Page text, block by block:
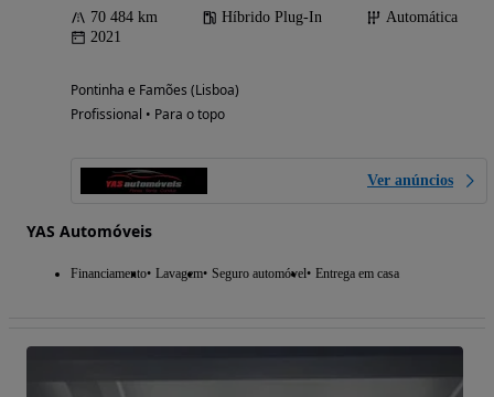
70 484 km Híbrido Plug-In
Automática
2021
Pontinha e Famões (Lisboa)
Profissional • Para o topo
Ver anúncios
YAS Automóveis
Financiamento Lavagem Seguro automóvel Entrega em casa